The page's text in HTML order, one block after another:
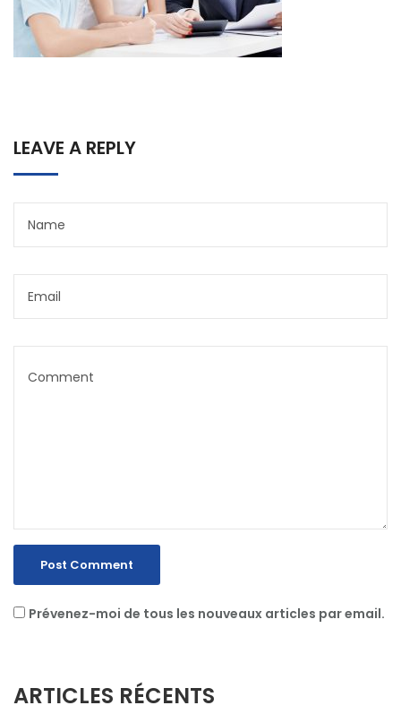
LEAVE A REPLY
Prévenez-moi de tous les nouveaux articles par email.
ARTICLES RÉCENTS